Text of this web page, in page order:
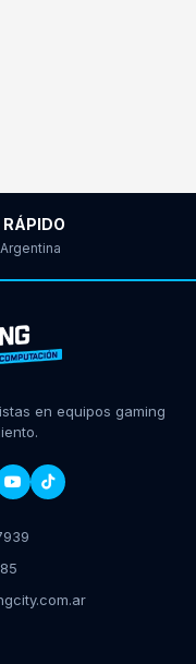
RÁPIDO
en equipos gaming